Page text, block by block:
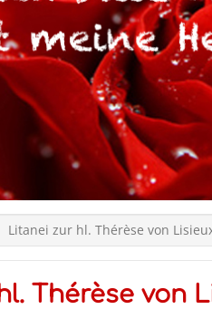
Litanei zur hl. Thérèse von
Thérèse von